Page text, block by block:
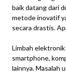
baik datang dari
metode inovatif
secara drastis.
Limbah
smartphone,
lainnya. Masalah